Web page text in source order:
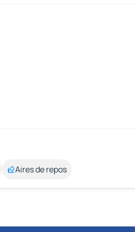
Aires de repos